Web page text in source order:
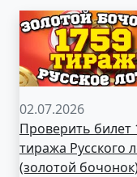
02.07.2026
Проверить билет
тиража Русского
(золотой